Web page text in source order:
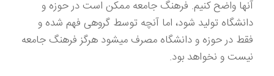
آنها واضح کنیم. فرهنگ جامعه ممکن است در حوزه و
دانشگاه تولید شود، اما آنچه توسط گروهی فهم شده و
فقط در حوزه و دانشگاه مصرف میشود هرگز فرهنگ جامعه
نیست و نخواهد بود.